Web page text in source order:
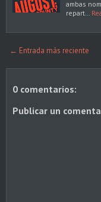
ambas
repart…
← Entrada más reciente
0 comentarios:
Publicar un